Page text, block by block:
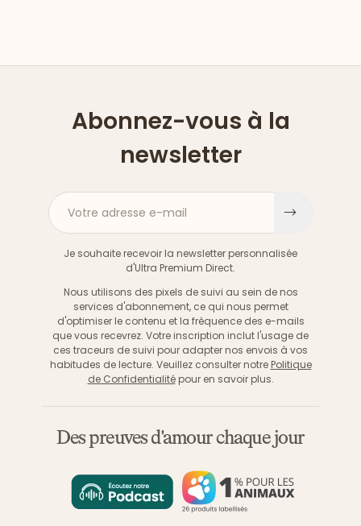
Abonnez-vous à la
newsletter
Votre adresse e-mail
Je souhaite recevoir la newsletter personnalisée
d'Ultra Premium Direct.
Nous utilisons des pixels de suivi au sein de nos
services d'abonnement, ce qui nous permet
d'optimiser le contenu et la fréquence des e-mails
que vous recevrez. Votre inscription inclut l'usage de
ces traceurs de suivi pour adapter nos envois à vos
habitudes de lecture. Veuillez consulter notre Politique
de Confidentialitépour en savoir plus.
Des preuves d'amour chaque jour